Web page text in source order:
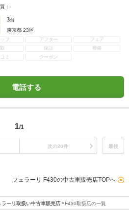
：-
3台
東京都 23区
フ
アフター
フェア
保証
整備
ミ
クーポン
電話する
1/1
次の20件 最後
フェラーリ F430の中古車販売店TOPへ
ラーリ取扱い中古車販売店 F430取扱店の一覧